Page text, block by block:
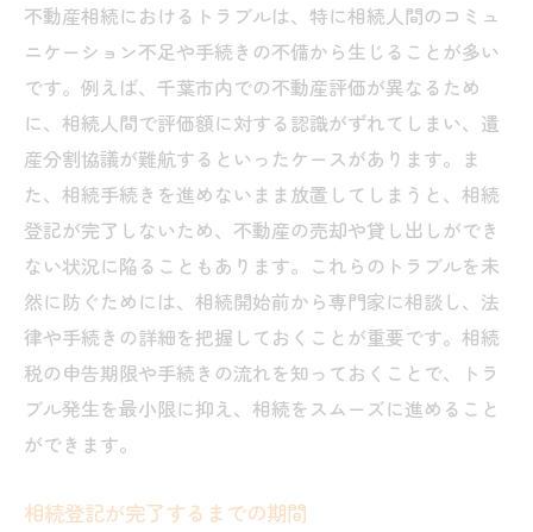
不動産相続におけるトラブルは、特に相続人間のコミュ
ニケーション不足や手続きの不備から生じることが多い
です。例えば、千葉市内での不動産評価が異なるため
に、相続人間で評価額に対する認識がずれてしまい、遺
産分割協議が難航するといったケースがあります。ま
た、相続手続きを進めないまま放置してしまうと、相続
登記が完了しないため、不動産の売却や貸し出しができ
ない状況に陥ることもあります。これらのトラブルを未
然に防ぐためには、相続開始前から専門家に相談し、法
律や手続きの詳細を把握しておくことが重要です。相続
税の申告期限や手続きの流れを知っておくことで、トラ
ブル発生を最小限に抑え、相続をスムーズに進めること
ができます。
相続登記が完了するまでの期間